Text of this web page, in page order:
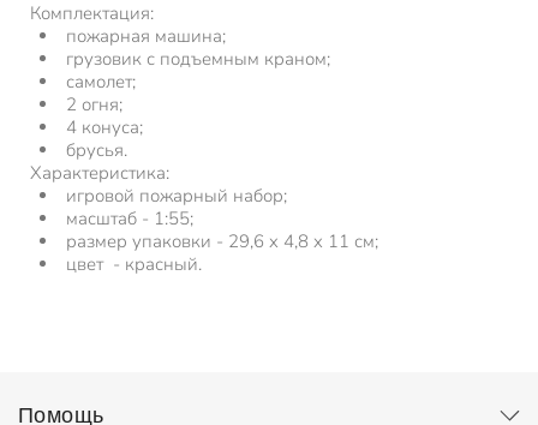
Комплектация:
пожарная машина;
грузовик с подъемным краном;
самолет;
2 огня;
4 конуса;
брусья.
Характеристика:
игровой пожарный набор;
масштаб - 1:55;
размер упаковки - 29,6 x 4,8 x 11 см;
цвет - красный.
Помощь